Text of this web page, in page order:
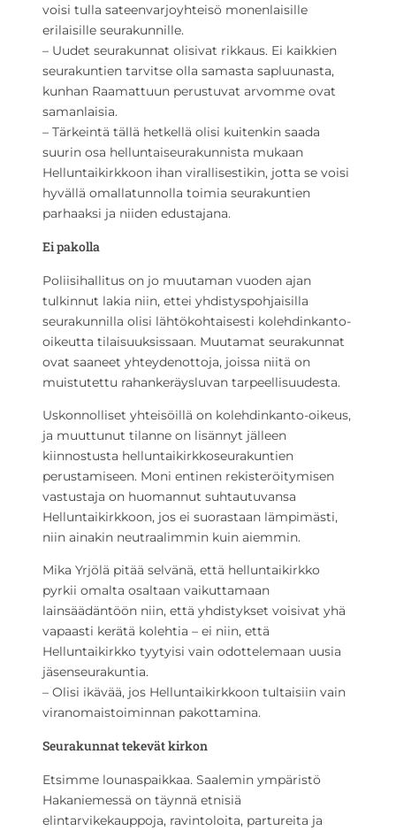
voisi tulla sateenvarjoyhteisö monenlaisille
erilaisille seurakunnille.
– Uudet seurakunnat olisivat rikkaus. Ei kaikkien
seurakuntien tarvitse olla samasta sapluunasta,
kunhan Raamattuun perustuvat arvomme ovat
samanlaisia.
– Tärkeintä tällä hetkellä olisi kuitenkin saada
suurin osa helluntaiseurakunnista mukaan
Helluntaikirkkoon ihan virallisestikin, jotta se voisi
hyvällä omallatunnolla toimia seurakuntien
parhaaksi ja niiden edustajana.
Ei pakolla
Poliisihallitus on jo muutaman vuoden ajan
tulkinnut lakia niin, ettei yhdistyspohjaisilla
seurakunnilla olisi lähtökohtaisesti kolehdinkanto-
oikeutta tilaisuuksissaan. Muutamat seurakunnat
ovat saaneet yhteydenottoja, joissa niitä on
muistutettu rahankeräysluvan tarpeellisuudesta.
Uskonnolliset yhteisöillä on kolehdinkanto-oikeus,
ja muuttunut tilanne on lisännyt jälleen
kiinnostusta helluntaikirkkoseurakuntien
perustamiseen. Moni entinen rekisteröitymisen
vastustaja on huomannut suhtautuvansa
Helluntaikirkkoon, jos ei suorastaan lämpimästi,
niin ainakin neutraalimmin kuin aiemmin.
Mika Yrjölä pitää selvänä, että helluntaikirkko
pyrkii omalta osaltaan vaikuttamaan
lainsäädäntöön niin, että yhdistykset voisivat yhä
vapaasti kerätä kolehtia – ei niin, että
Helluntaikirkko tyytyisi vain odottelemaan uusia
jäsenseurakuntia.
– Olisi ikävää, jos Helluntaikirkkoon tultaisiin vain
viranomaistoiminnan pakottamina.
Seurakunnat tekevät kirkon
Etsimme lounaspaikkaa. Saalemin ympäristö
Hakaniemessä on täynnä etnisiä
elintarvikekauppoja, ravintoloita, partureita ja